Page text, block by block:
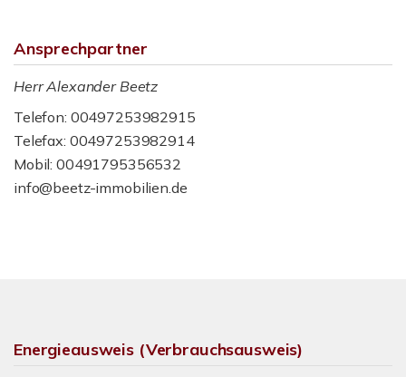
Ansprechpartner
Herr Alexander Beetz
Telefon: 00497253982915
Telefax: 00497253982914
Mobil: 00491795356532
info@beetz-immobilien.de
Energieausweis (Verbrauchsausweis)